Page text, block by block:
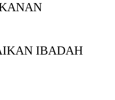
IBADAH